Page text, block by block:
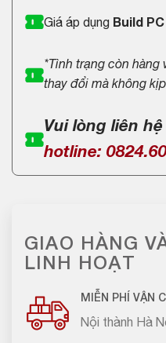
Giá áp dụng Build PC
*Tình trạng còn hàng
thay đổi mà không
Vui lòng liên hệ
hotline:
GIAO HÀNG
LINH HOẠT
MIỄN PHÍ VẬN
Nội thành Hà